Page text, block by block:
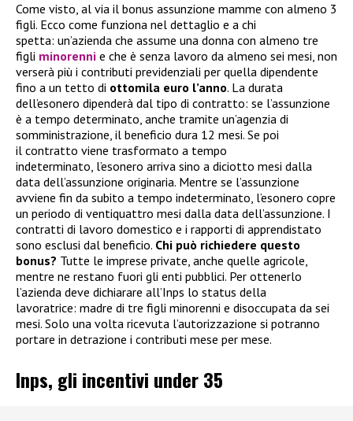
Come visto, al via il bonus assunzione mamme con almeno 3
figli. Ecco come funziona nel dettaglio e a chi
spetta: un’azienda che assume una donna con almeno tre
figli minorenni e che è senza lavoro da almeno sei mesi, non
verserà più i contributi previdenziali per quella dipendente
fino a un tetto di ottomila euro l’anno. La durata
dell’esonero dipenderà dal tipo di contratto: se l’assunzione
è a tempo determinato, anche tramite un’agenzia di
somministrazione, il beneficio dura 12 mesi. Se poi
il contratto viene trasformato a tempo
indeterminato, l’esonero arriva sino a diciotto mesi dalla
data dell’assunzione originaria. Mentre se l’assunzione
avviene fin da subito a tempo indeterminato, l’esonero copre
un periodo di ventiquattro mesi dalla data dell’assunzione. I
contratti di lavoro domestico e i rapporti di apprendistato
sono esclusi dal beneficio. Chi può richiedere questo
bonus? Tutte le imprese private, anche quelle agricole,
mentre ne restano fuori gli enti pubblici. Per ottenerlo
l’azienda deve dichiarare all’Inps lo status della
lavoratrice: madre di tre figli minorenni e disoccupata da sei
mesi. Solo una volta ricevuta l’autorizzazione si potranno
portare in detrazione i contributi mese per mese.
Inps, gli incentivi under 35